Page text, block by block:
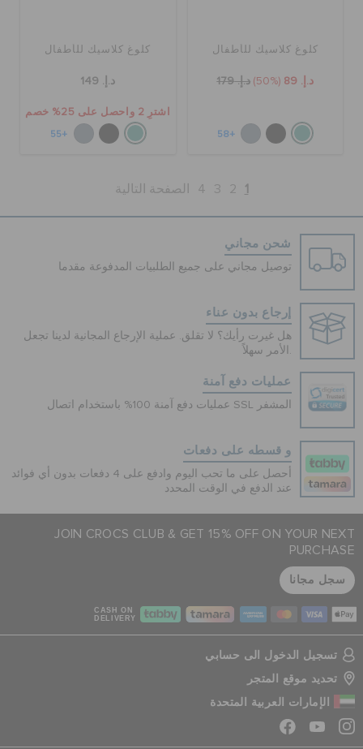
كلوغ كلاسيك للأطفال
د.إ. 89 (50%) د.إ. 179
+58
كلوغ كلاسيك للأطفال
د.إ. 149
اشترِ 2 واحصل على 25% خصم
+55
1
2
3
4 الصفحة التالية
شحن مجاني
توصيل مجاني على جميع الطلبيات المدفوعة مقدما
إرجاع بدون عناء
هل غيرت رأيك؟ لا تقلق. عملية الإرجاع المجانية لدينا تجعل
الأمر سهلاً.
عمليات دفع آمنة
عمليات دفع آمنة 100% باستخدام اتصال SSL المشفر
و قسطه على دفعات
أحصل على ما تحب اليوم وادفع على 4 دفعات بدون أي فوائد
عند الدفع في الوقت المحدد
JOIN CROCS CLUB & GET 15% OFF ON YOUR NEXT
PURCHASE
سجل مجانا
CASH ON
DELIVERY
تسجيل الدخول الى حسابي
تحديد موقع المتجر
الإمارات العربية المتحدة